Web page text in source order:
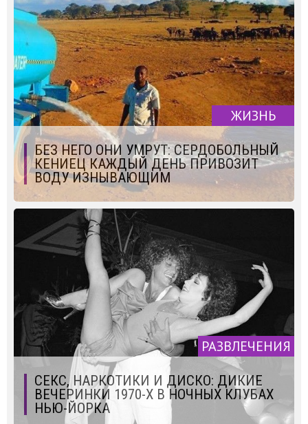
ЖИЗНЬ
БЕЗ НЕГО ОНИ УМРУТ: СЕРДОБОЛЬНЫЙ
КЕНИЕЦ КАЖДЫЙ ДЕНЬ ПРИВОЗИТ
ВОДУ ИЗНЫВАЮЩИМ
РАЗВЛЕЧЕНИЯ
СЕКС, НАРКОТИКИ И ДИСКО: ДИКИЕ
ВЕЧЕРИНКИ 1970-Х В НОЧНЫХ КЛУБАХ
НЬЮ-ЙОРКА